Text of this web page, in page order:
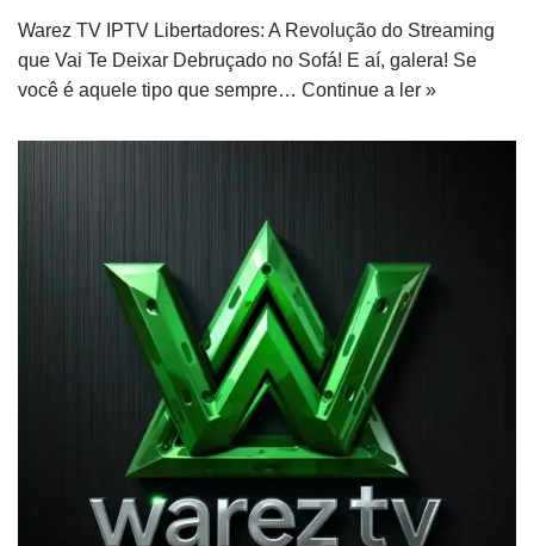
Warez TV IPTV Libertadores: A Revolução do Streaming
que Vai Te Deixar Debruçado no Sofá! E aí, galera! Se
você é aquele tipo que sempre… Continue a ler »